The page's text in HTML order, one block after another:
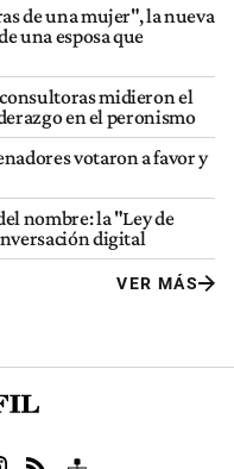
de una mujer", la nueva
una esposa que
midieron el
en el peronismo
votaron a favor y
nombre: la "Ley de
digital
VER MÁS